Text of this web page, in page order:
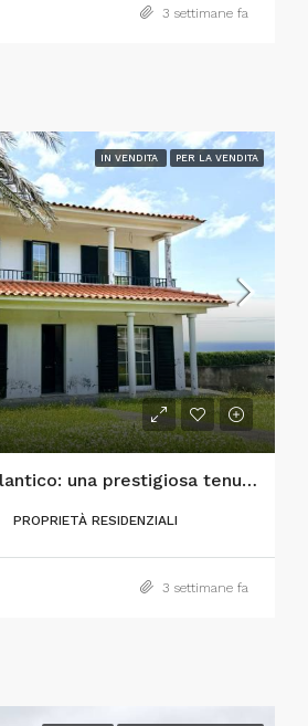
3 settimane fa
IN VENDITA PER LA VENDITA
Eleganza sull’Atlantico: una prestigiosa tenuta con 5 camere da letto a Horta
PROPRIETÀ RESIDENZIALI
3 settimane fa